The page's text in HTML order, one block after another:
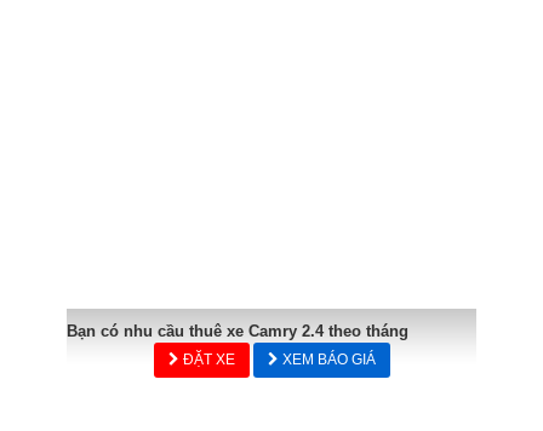
Bạn có nhu cầu thuê xe Camry 2.4 theo tháng
ĐẶT XE XEM BÁO GIÁ